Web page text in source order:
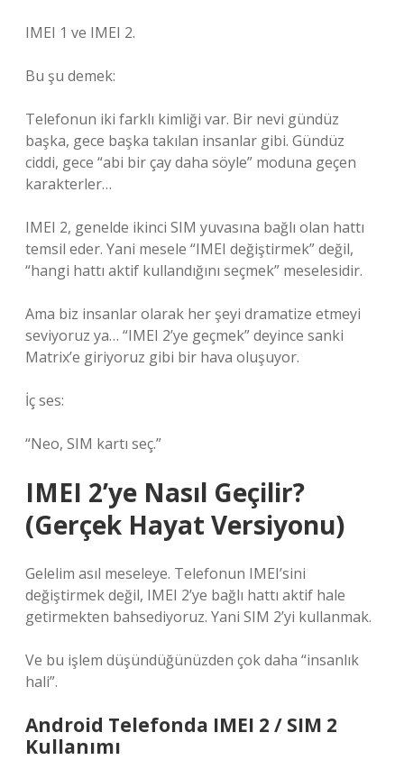
IMEI 1 ve IMEI 2.
Bu şu demek:
Telefonun iki farklı kimliği var. Bir nevi gündüz
başka, gece başka takılan insanlar gibi. Gündüz
ciddi, gece “abi bir çay daha söyle” moduna geçen
karakterler…
IMEI 2, genelde ikinci SIM yuvasına bağlı olan hattı
temsil eder. Yani mesele “IMEI değiştirmek” değil,
“hangi hattı aktif kullandığını seçmek” meselesidir.
Ama biz insanlar olarak her şeyi dramatize etmeyi
seviyoruz ya… “IMEI 2’ye geçmek” deyince sanki
Matrix’e giriyoruz gibi bir hava oluşuyor.
İç ses:
“Neo, SIM kartı seç.”
IMEI 2’ye Nasıl Geçilir?
(Gerçek Hayat Versiyonu)
Gelelim asıl meseleye. Telefonun IMEI’sini
değiştirmek değil, IMEI 2’ye bağlı hattı aktif hale
getirmekten bahsediyoruz. Yani SIM 2’yi kullanmak.
Ve bu işlem düşündüğünüzden çok daha “insanlık
hali”.
Android Telefonda IMEI 2 / SIM 2
Kullanımı